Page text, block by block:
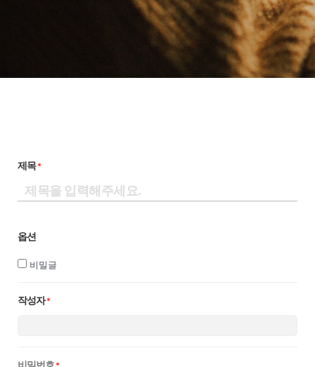
제목*
옵션
비밀글
작성자*